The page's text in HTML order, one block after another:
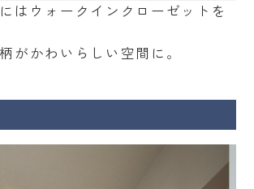
はウォークインクローゼットを
がかわいらしい空間に。